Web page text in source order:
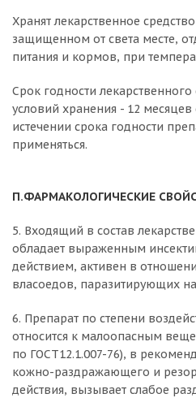
Хранят лекарственное
защищенном от света месте,
питания и кормов, при
Срок годности
условий хранения - 12 месяцев
истечении срока годности
применяться.
П.ФАРМАКОЛОГИЧЕСКИЕ
5. Входящий в состав
обладает выраженным
действием, активен в
власоедов, паразитирующих
6. Препарат по степени
относится к малоопасным
по ГОСТ12.1.007-76), в
кожно-раздражающего и
действия, вызывает слабое